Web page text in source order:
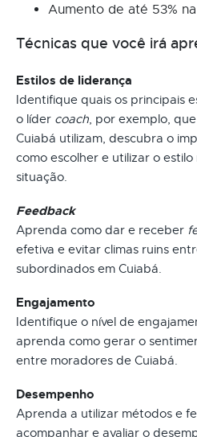
Aumento de até 53%
Técnicas que você irá
Estilos de liderança
Identifique quais os principais
o líder coach, por exemplo,
Cuiabá utilizam, descubra o
como escolher e utilizar o
situação.
Feedback
Aprenda como dar e receber
efetiva e evitar climas ruins
subordinados em Cuiabá.
Engajamento
Identifique o nível de
aprenda como gerar o
entre moradores de Cuiabá.
Desempenho
Aprenda a utilizar métodos e
acompanhar e avaliar o